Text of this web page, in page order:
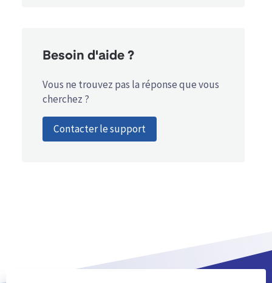
Besoin d'aide ?
Vous ne trouvez pas la réponse que vous
cherchez ?
Contacter le support